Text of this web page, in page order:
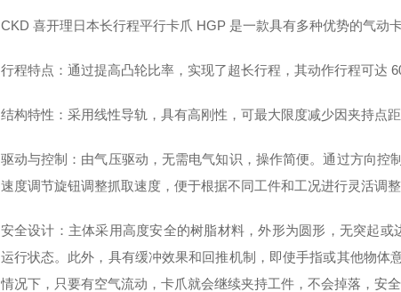
CKD 喜开理日本长行程平行卡爪 HGP 是一款具有多种优势的气动
行程特点：通过提高凸轮比率，实现了超长行程，其动作行程可达
结构特性：采用线性导轨，具有高刚性，可最大限度减少因夹持点
驱动与控制：由气压驱动，无需电气知识，操作简便。通过方向控
速度调节旋钮调整抓取速度，便于根据不同工件和工况进行灵活调整
安全设计：主体采用高度安全的树脂材料，外形为圆形，无突起
运行状态。此外，具有缓冲效果和回推机制，即使手指或其他物体
情况下，只要有空气流动，卡爪就会继续夹持工件，不会掉落，安全